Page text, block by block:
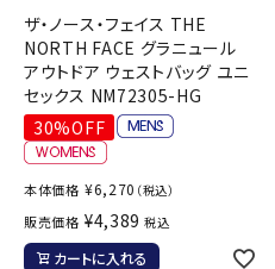
ザ・ノース・フェイス THE
NORTH FACE グラニュール
アウトドア ウェストバッグ ユニ
セックス NM72305-HG
30%OFF
本体価格 ¥6,270 （税込）
販売価格 ¥4,389 税込
カートに入れる